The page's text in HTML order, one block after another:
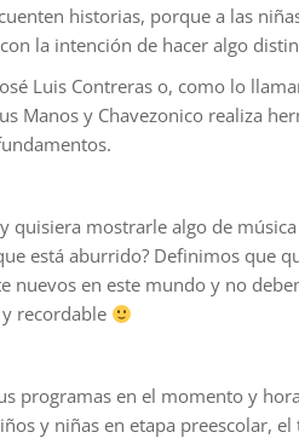
historias, porque a las
la intención de hacer algo
Luis Contreras o, como lo
Manos y Chavezonico realiza
mostrarle algo de
está aburrido? Definimos que
nuevos en este mundo y no
recordable
programas en el momento y
y niñas en etapa preescolar,